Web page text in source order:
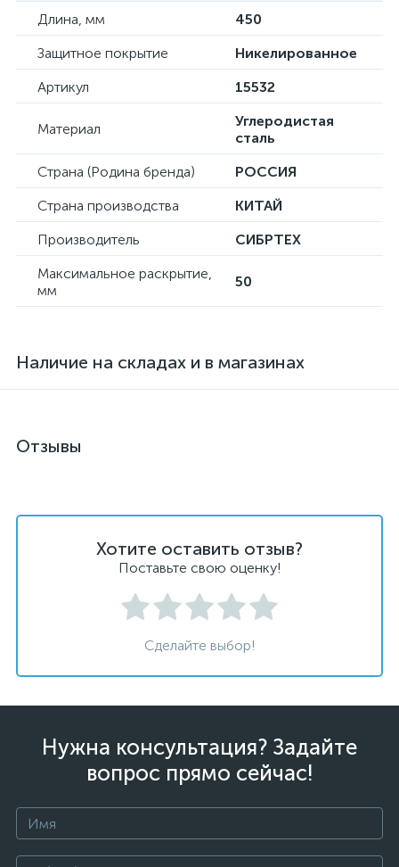
Длина, мм
450
Защитное покрытие
Никелированное
Артикул
15532
Материал
Углеродистая
сталь
Страна (Родина бренда)
РОССИЯ
Страна производства
КИТАЙ
Производитель
СИБРТЕХ
Максимальное раскрытие,
мм
50
Наличие на складах и в магазинах
Отзывы
Хотите оставить отзыв?
Поставьте свою оценку!
Сделайте выбор!
Нужна консультация? Задайте
вопрос прямо сейчас!